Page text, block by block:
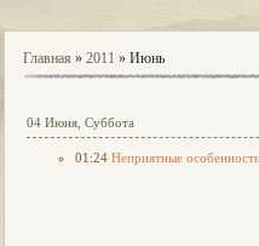
Главная » 2011 » Июнь
04 Июня, Суббота
01:24 Неприятные